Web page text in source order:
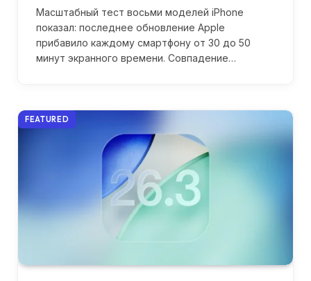
Масштабный тест восьми моделей iPhone
показал: последнее обновление Apple
прибавило каждому смартфону от 30 до 50
минут экранного времени. Совпадение…
FEATURED